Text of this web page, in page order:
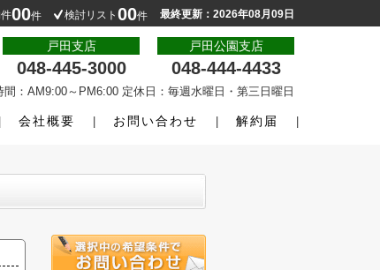
00件 検討リスト 00件 最終更新：2026年08月09日
戸田支店
048-445-3000
戸田公園支店
048-444-4433
間：AM9:00～PM6:00 定休日：毎週水曜日・第三日曜日
会社概要 お問い合わせ 解約届